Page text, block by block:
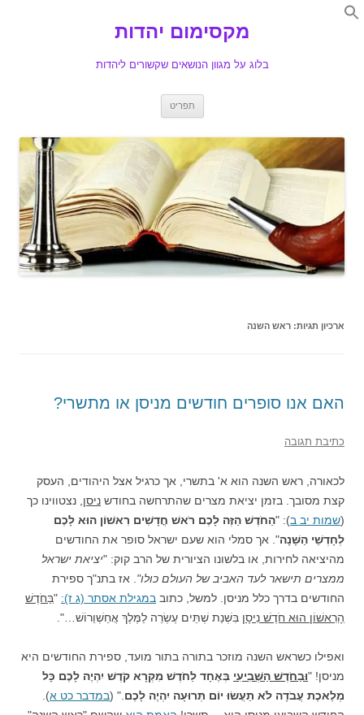
Search
מקסימום יהדות
בלוג על מגוון הנושאים שקשורים ליהדות
תפריט
ארכיון תגיות: ראש השנה
האם אנו סופרים חודשים מניסן או מתשרי?
כתיבת תגובה
לכאורה, ראש השנה הוא א' בתשרי, אך כרגיל אצל היהודים, העסק
קצת מסובך. בזמן יציאת מצרים שהתרחשה בחודש ניסן , נצטווינו כך
(שמות יב ב): "הַחֹדֶשׁ הַזֶּה לָכֶם רֹאשׁ חֳדָשִׁים רִאשׁוֹן הוּא לָכֶם
לְחָדְשֵׁי הַשָּׁנָה". אך סמלי הוא שעם ישראל סופר את החודשים
מהיציאה לחירות, או בלשונו הציורית של הרב קוק: "יציאת ישראל
ממצרים תישאר לעד האביב של העולם כולו" . אז בתנ"ך ספירת
החודשים בדרך כלל מניסן. למשל, כתוב במגילת אסתר (ג ז): "בַּחֹדֶשׁ
הָרִאשׁוֹן הוּא חֹדֶשׁ נִיסָן בִּשְׁנַת שְׁתֵּים עֶשְׂרֵה לַמֶּלֶךְ אֲחַשְׁוֵרוֹשׁ…".
ואפילו כשראש השנה מוזכר בתורה בתור מועד, ספירת החודשים היא
מניסן! "וּבַחֹדֶשׁ הַשְּׁבִיעִי בְּאֶחָד לַחֹדֶשׁ מִקְרָא קֹדֶשׁ יִהְיֶה לָכֶם כָּל
מְלֶאכֶת עֲבֹדָה לֹא תַעֲשׂוּ יוֹם תְּרוּעָה יִהְיֶה לָכֶם ." (במדבר כט א).